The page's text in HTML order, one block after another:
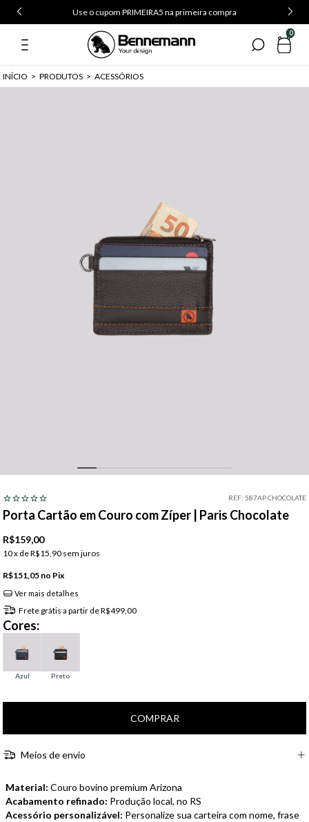
Use o cupom PRIMEIRA5 na primeira compra
0
INÍCIO > PRODUTOS > ACESSÓRIOS
REF: 587AP CHOCOLATE
Porta Cartão em Couro com Zíper | Paris Chocolate
R$159,00
10x deR$15,90 sem juros
R$151,05 Pix
Ver mais detalhes
Frete grátis a partir deR$499,00
Cores:
Meios de envio
Material: Couro bovino premium Arizona
Acabamento refinado: Produção local, no RS
Acessório personalizável: Personalize sua carteira com nome, frase